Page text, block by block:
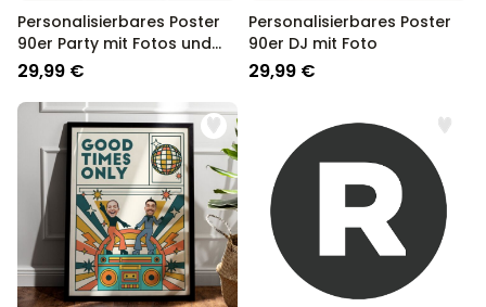
Personalisierbares Poster
90er Party mit Fotos und
Text
29,99 €
Personalisierbares Poster
90er DJ mit Foto
29,99 €